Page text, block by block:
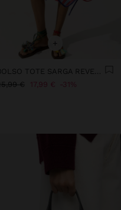
+
€
17,99 € 31%